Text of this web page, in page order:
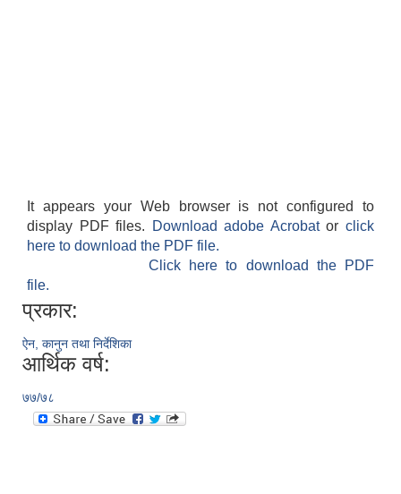
It appears your Web browser is not configured to
display PDF files.
Download adobe Acrobatorclick
here to download the PDF file.
Click here to download the PDF
file.
प्रकार:
ऐन, कानुन तथा निर्देशिका
आर्थिक वर्ष:
७७/७८